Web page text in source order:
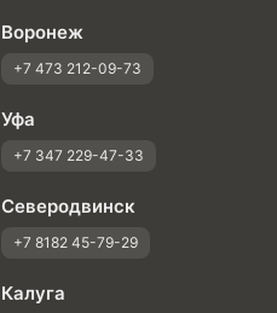
Воронеж
+7 473 212-09-73
Уфа
+7 347 229-47-33
Северодвинск
+7 8182 45-79-29
Калуга